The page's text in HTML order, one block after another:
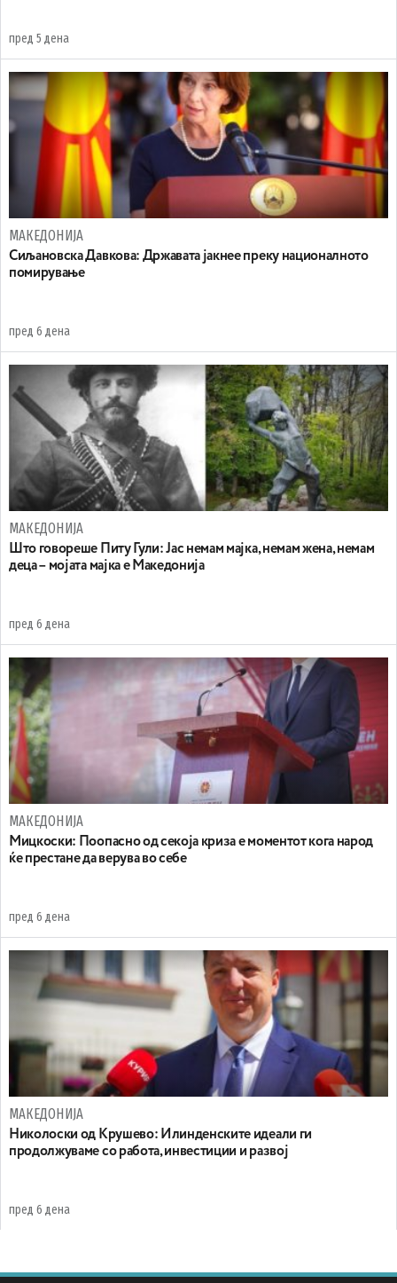
пред 5 дена
МАКЕДОНИЈА
Сиљановска Давкова: Државата јакнее преку националното
помирување
пред 6 дена
МАКЕДОНИЈА
Што говореше Питу Гули: Јас немам мајка, немам жена, немам
деца – мојата мајка е Македонија
пред 6 дена
МАКЕДОНИЈА
Мицкоски: Поопасно од секоја криза е моментот кога народ
ќе престане да верува во себе
пред 6 дена
МАКЕДОНИЈА
Николоски од Крушево: Илинденските идеали ги
продолжуваме со работа, инвестиции и развој
пред 6 дена